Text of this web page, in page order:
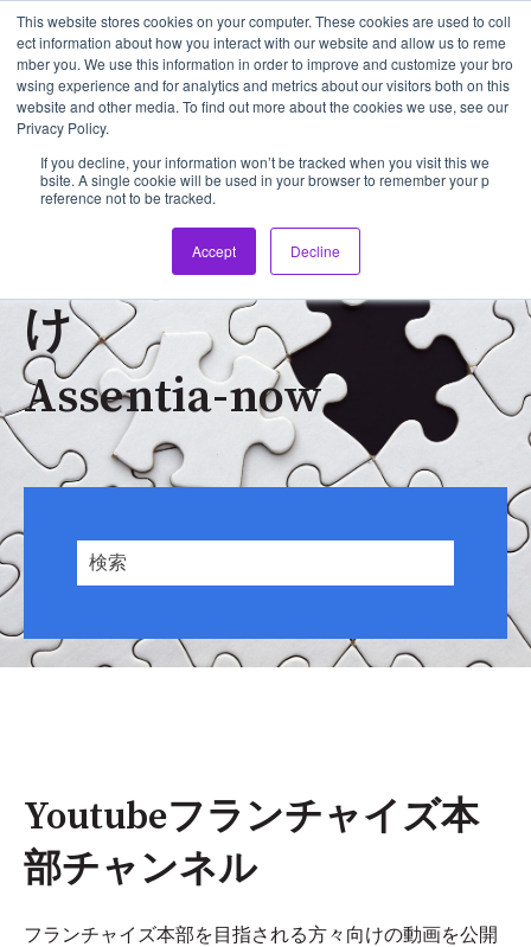
This website stores cookies on your computer. These cookies are used to coll
ect information about how you interact with our website and allow us to reme
mber you. We use this information in order to improve and customize your bro
wsing experience and for analytics and metrics about our visitors both on this
website and other media. To find out more about the cookies we use, see our
Privacy Policy.
If you decline, your information won’t be tracked when you visit this we
bsite. A single cookie will be used in your browser to remember your p
reference not to be tracked.
Accept Decline
メイ
フランチャイズ本部向
け
Assentia-now
Youtubeフランチャイズ本
部チャンネル
フランチャイズ本部を目指される方々向けの動画を公開